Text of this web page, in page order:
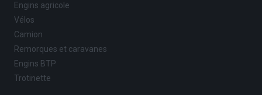
Engins agricole
Vélos
Camion
Remorques et caravanes
Engins BTP
Trotinette